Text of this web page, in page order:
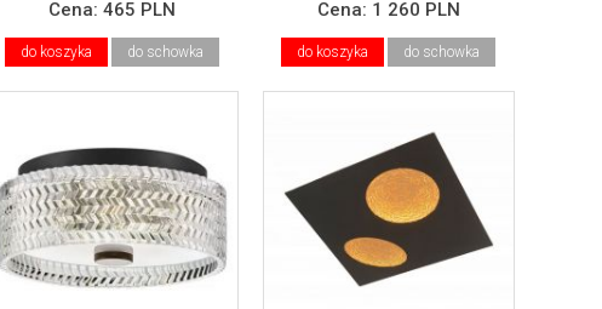
Cena:465 PLN
do koszyka do schowka
Cena: 1 260 PLN
do koszyka do schowka